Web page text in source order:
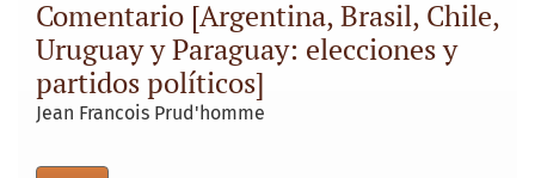
Comentario [Argentina, Brasil, Chile,
Uruguay y Paraguay: elecciones y
partidos políticos]
Jean Francois Prud'homme